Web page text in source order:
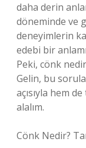
daha derin
döneminde ve
deneyimlerin
edebi bir
Peki, cönk
Gelin, bu
açısıyla hem
alalım.
Cönk Nedir?